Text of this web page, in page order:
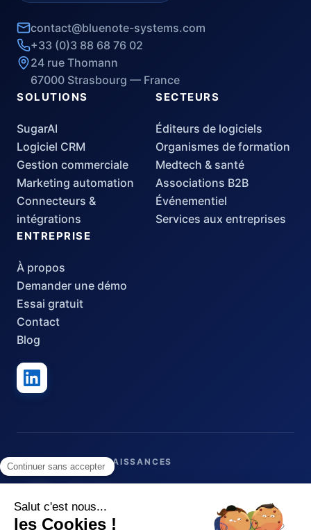
contact@bluenote-systems.com
+33 (0)3 88 68 76 02
24 rue Thomann
67000 Strasbourg — France
SOLUTIONS
SugarAI
Logiciel CRM
Gestion commerciale
Marketing automation
Connecteurs &
intégrations
SECTEURS
Éditeurs de logiciels
Organismes de formation
Medtech & santé
Associations B2B
Événementiel
Services aux entreprises
ENTREPRISE
À propos
Demander une démo
Essai gratuit
Contact
Blog
LABELS & RECONNAISSANCES